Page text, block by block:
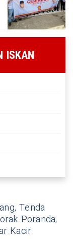
ISKAN
Tenda
Poranda,
Kacir